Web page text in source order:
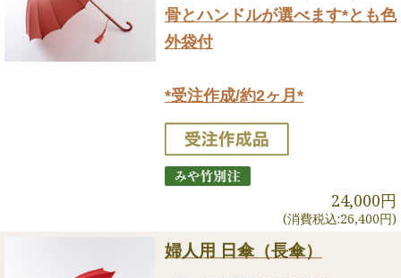
骨とハンドルが選べます*とも色
外袋付
*受注作成/約2ヶ月*
24,000円
(消費税込:26,400円)
婦人用 日傘（長傘）